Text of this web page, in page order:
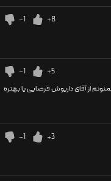
+8
-1
+5
-1
از آقای داریوش فرضایی یا بهتره
+3
-1